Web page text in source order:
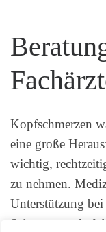
Kopfschmerzen
eine große
wichtig,
zu nehmen.
Unterstützung
Schwangerschaft